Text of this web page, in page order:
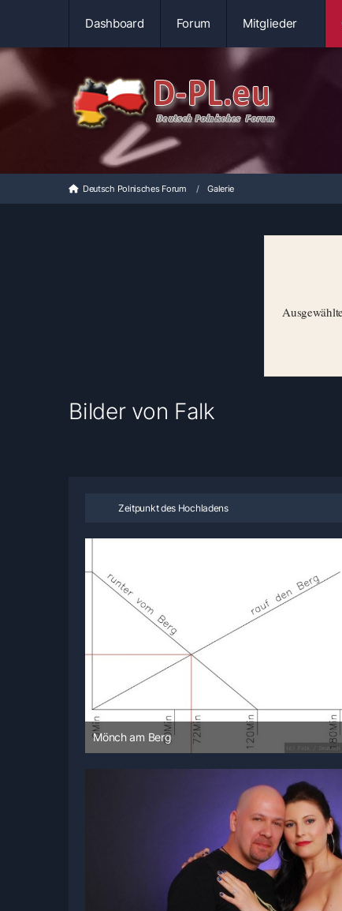
Dashboard Forum Mitglieder
Deutsch Polnisches Forum Galerie
Bilder von Falk
Zeitpunkt des Hochladens
Mönch am Berg
8. Dezember 2010 um 09:02